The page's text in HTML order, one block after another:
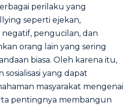
perilaku yang
seperti ejekan,
pengucilan, dan
orang lain yang sering
biasa. Oleh karena itu,
yang dapat
masyarakat mengenai
pentingnya membangun